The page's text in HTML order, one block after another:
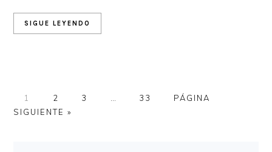
SIGUE LEYENDO
PÁGINA
1 PÁGINA
2 PÁGINA
3
PáginasPÁGINA
33
IR
PÁGINA
SIGUIENTE »